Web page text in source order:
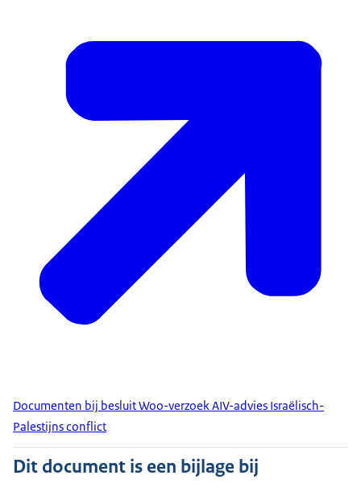
Documenten bij besluit Woo-verzoek AIV-advies Israëlisch-
Palestijns conflict
Dit document is een bijlage bij